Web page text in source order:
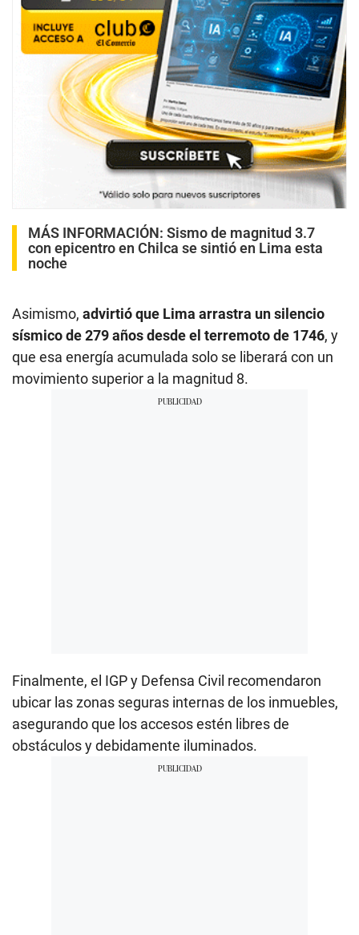
MÁS INFORMACIÓN: Sismo de magnitud 3.7
con epicentro en Chilca se sintió en Lima esta
noche
Asimismo, advirtió que Lima arrastra un silencio
sísmico de 279 años desde el terremoto de 1746, y
que esa energía acumulada solo se liberará con un
movimiento superior a la magnitud 8.
Finalmente, el IGP y Defensa Civil recomendaron
ubicar las zonas seguras internas de los inmuebles,
asegurando que los accesos estén libres de
obstáculos y debidamente iluminados.